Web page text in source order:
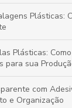
Plásticas:
Plásticas:
para sua
com
e Organização